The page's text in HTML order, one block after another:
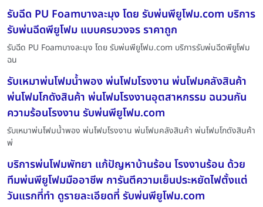
รับฉีด PU Foamบางละมุง โดย รับพ่นพียูโฟม.com บริการ
รับพ่นฉีดพียูโฟม แบบครบวงจร ราคาถูก
รับฉีด PU Foamบางละมุง โดย รับพ่นพียูโฟม.com บริการรับพ่นฉีดพียูโฟม
ฉน
รับเหมาพ่นโฟมน้ำพอง พ่นโฟมโรงงาน พ่นโฟมคลังสินค้า
พ่นโฟมโกดังสินค้า พ่นโฟมโรงงานอุตสาหกรรม ฉนวนกัน
ความร้อนโรงงาน รับพ่นพียูโฟม.com
รับเหมาพ่นโฟมน้ำพอง พ่นโฟมโรงงาน พ่นโฟมคลังสินค้า พ่นโฟมโกดังสินค้า
พ่
บริการพ่นโฟมพัทยา แก้ปัญหาบ้านร้อน โรงงานร้อน ด้วย
ทีมพ่นพียูโฟมมืออาชีพ การันตีความเย็นประหยัดไฟตั้งแต่
วันแรกที่ทำ ดูรายละเอียดที่ รับพ่นพียูโฟม.com